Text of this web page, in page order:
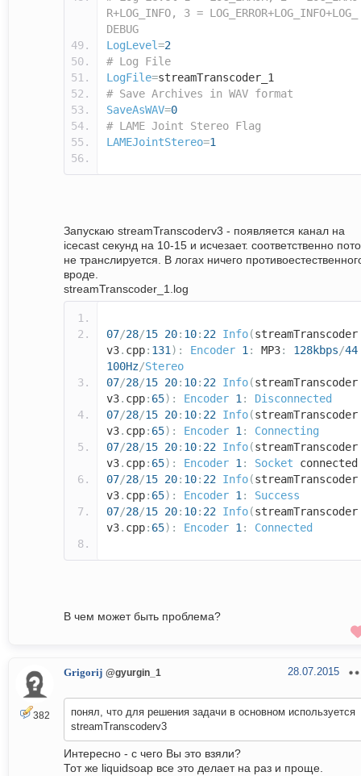
R+LOG_INFO, 3 = LOG_ERROR+LOG_INFO+LOG_
DEBUG
LogLevel=2
# Log File
LogFile=streamTranscoder_1
# Save Archives in WAV format
SaveAsWAV=0
# LAME Joint Stereo Flag
LAMEJointStereo=1
Запускаю streamTranscoderv3 - появляется канал на
icecast секунд на 10-15 и исчезает. соответственно
не транслируется. В логах ничего
вроде.
streamTranscoder_1.log
07/28/15 20: 10: 22 Info(streamTranscoder
v3. cpp: 131 ): Encoder 1 : MP3: 128kbps/44
100Hz/Stereo
07/28/15 20: 10: 22 Info(streamTranscoder
v3. cpp: 65): Encoder 1 :
Disconnected
07/28/15 20: 10: 22 Info(streamTranscoder
v3. cpp: 65): Encoder 1 :
Connecting
07/28/15 20: 10: 22 Info(streamTranscoder
v3. cpp: 65): Encoder 1 : Socket connected
07/28/15 20: 10: 22 Info(streamTranscoder
v3. cpp: 65): Encoder 1 :
Success
07/28/15 20: 10: 22 Info(streamTranscoder
v3. cpp: 65): Encoder 1 : Connected
В чем может быть проблема?
382
Grigorij @gyurgin_1 28.07.2015
понял, что для решения задачи в основном используется
streamTranscoderv3
Интересно - с чего Вы это взяли?
Тот же liquidsoap все это делает на раз и проще.